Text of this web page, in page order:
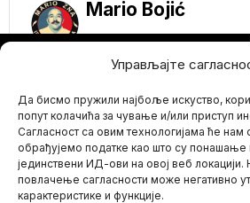
Управљајте
Да бисмо пружили најбоље искуство,
попут колачића за чување и/или приступ
Сагласност са овим технологијама ће нам
обрађујемо податке као што су
јединствени ИД-ови на овој веб локацији.
повлачење сагласности може негативно
карактеристике и функције.
Mario Bojić
Mario zna Youtube
NE PROPUSTITE
Donald Tramp Mlađi:
prestanemo da ih
naoružavamo nakon
što je ukrajinski
projektil pao u
Poljsku
Trampov sin, Donald
Tramp Mlađi, na Tviteru